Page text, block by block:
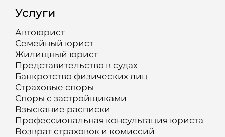
Услуги
Автоюрист
Семейный юрист
Жилищный юрист
Представительство в судах
Банкротство физических лиц
Страховые споры
Споры с застройщиками
Взыскание расписки
Профессиональная консультация юриста
Возврат страховок и комиссий